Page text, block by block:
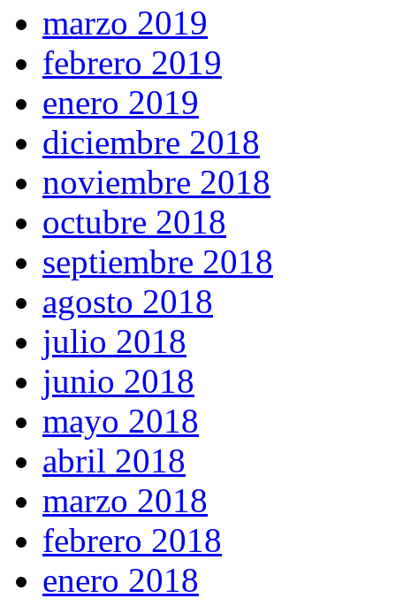
marzo 2019
febrero 2019
enero 2019
diciembre 2018
noviembre 2018
octubre 2018
septiembre 2018
agosto 2018
julio 2018
junio 2018
mayo 2018
abril 2018
marzo 2018
febrero 2018
enero 2018